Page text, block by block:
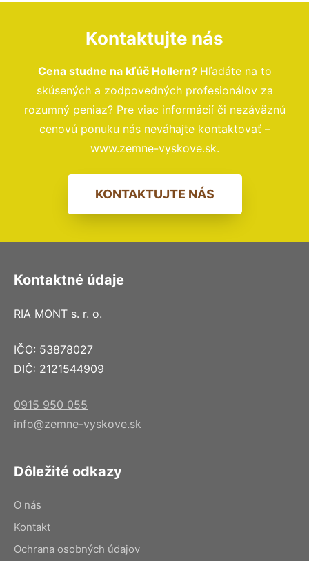
Kontaktujte nás
Cena studne na kľúč Hollern? Hľadáte na to
skúsených a zodpovedných profesionálov za
rozumný peniaz? Pre viac informácií či nezáväznú
cenovú ponuku nás neváhajte kontaktovať –
www.zemne-vyskove.sk.
KONTAKTUJTE NÁS
Kontaktné údaje
RIA MONT s. r. o.
IČO: 53878027
DIČ: 2121544909
0915 950 055
info@zemne-vyskove.sk
Dôležité odkazy
O nás
Kontakt
Ochrana osobných údajov